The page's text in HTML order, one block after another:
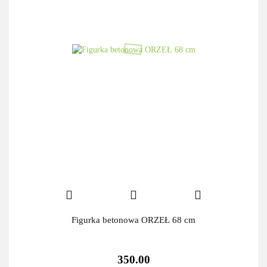
Figurka betonowa ORZEŁ 68 cm
350.00